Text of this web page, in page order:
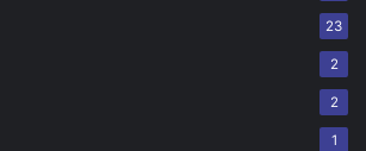
23
2
2
1